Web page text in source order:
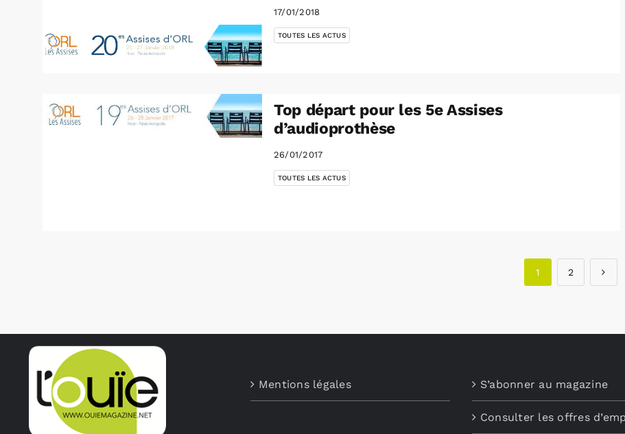
17/01/2018
TOUTES LES ACTUS
Top départ pour les 5e Assises
d’audioprothèse
26/01/2017
TOUTES LES ACTUS
1 2
Mentions légales S’abonner au magazine
Consulter les offres